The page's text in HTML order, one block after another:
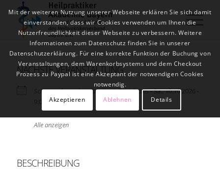
NÄCHSTE VERANSTALTUNG
Schmerzakupunktur für die tägliche Praxis- Sa., 10.10.2026 -
9:00 - 13:00
Alle anzeigen
BESCHREIBUNG
Mit der weiteren Nutzung unserer Webseite erklären Sie sich damit
einverstanden, dass wir Cookies verwenden um Ihnen die
Nutzerfreundlichkeit dieser Webseite zu verbessern. Weitere
Informationen zum Datenschutz finden Sie in unserer
Datenschutzerklärung. Für eine korrekte Funktion der Buchung von
Veranstaltungen, dem Warenkorbsystems und dem Checkout
Prozess zu Paypal ist eine Akzeptant der notwendigen Cookies
notwendig.
Akzeptieren
Ablehnen Details